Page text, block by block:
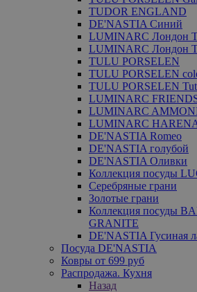
TUDOR ENGLAND
DE'NASTIA Синий
LUMINARC Лондон
LUMINARC Лондон
TULU PORSELEN
TULU PORSELEN
TULU PORSELEN
LUMINARC
LUMINARC
LUMINARC
DE'NASTIA Romeo
DE'NASTIA голубой
DE'NASTIA Оливки
Коллекция посуды
Серебряные грани
Золотые грани
Коллекция посуды
GRANITE
DE'NASTIA Гусиная
Посуда DE'NASTIA
Ковры от 699 руб
Распродажа. Кухня
Назад